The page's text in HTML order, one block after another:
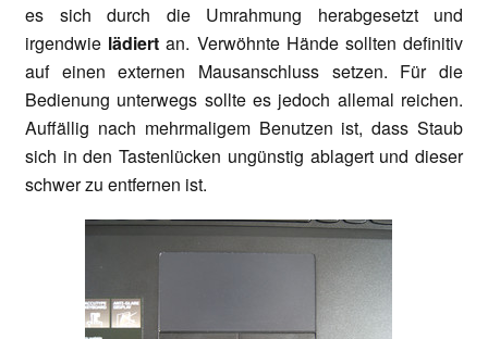
es sich durch die Umrahmung herabgesetzt und
irgendwie lädiert an. Verwöhnte Hände sollten definitiv
auf einen externen Mausanschluss setzen. Für die
Bedienung unterwegs sollte es jedoch allemal reichen.
Auffällig nach mehrmaligem Benutzen ist, dass Staub
sich in den Tastenlücken ungünstig ablagert und dieser
schwer zu entfernen ist.